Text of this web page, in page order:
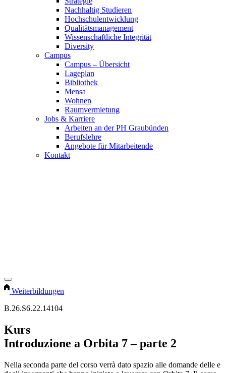
Nachhaltig Studieren
Hochschulentwicklung
Qualitätsmanagement
Wissenschaftliche Integrität
Diversity
Campus
Campus – Übersicht
Lageplan
Bibliothek
Mensa
Wohnen
Raumvermietung
Jobs & Karriere
Arbeiten an der PH Graubünden
Berufslehre
Angebote für Mitarbeitende
Kontakt
Weiterbildungen
B.26.S6.22.14104
Kurs
Introduzione a Orbita 7 – parte 2
Nella seconda parte del corso verrà dato spazio alle domande delle e